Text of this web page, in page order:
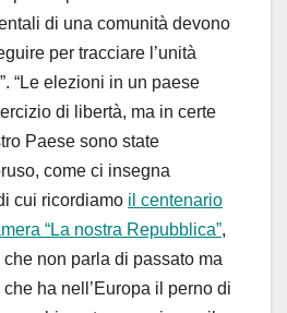
di una comunità devono
per tracciare l’unità
“Le elezioni in un paese
di libertà, ma in certe
Paese sono state
come ci insegna
cui ricordiamo il centenario
“La nostra Repubblica”,
non parla di passato ma
ha nell’Europa il perno di